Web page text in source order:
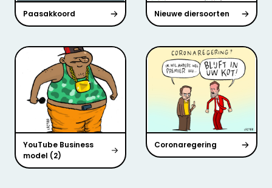
Paasakkoord Nieuwe diersoorten
YouTube Business
model (2)
Coronaregering